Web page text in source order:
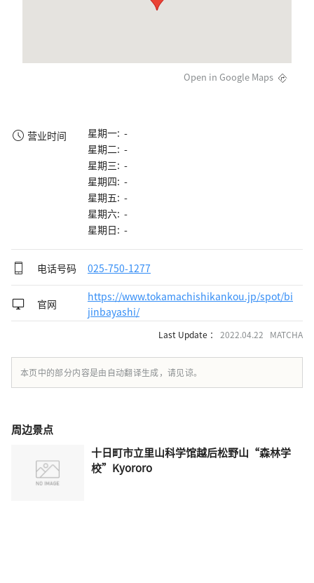
Open in Google Maps
营业时间
星期一: -
星期二: -
星期三: -
星期四: -
星期五: -
星期六: -
星期日: -
电话号码 025-750-1277
官网
https://www.tokamachishikankou.jp/spot/bi
jinbayashi/
Last Update ： 2022.04.22 MATCHA
本页中的部分内容是由自动翻译生成，请见谅。
周边景点
十日町市立里山科学馆越后松野山“森林学
校”Kyororo